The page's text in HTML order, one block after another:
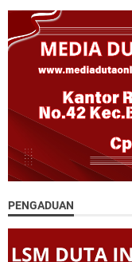
PENGADUAN